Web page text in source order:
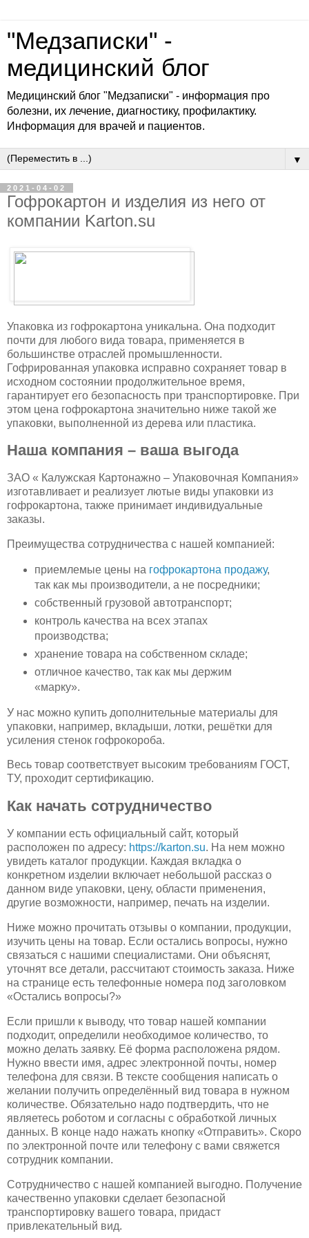
"Медзаписки" -
медицинский блог
Медицинский блог "Медзаписки" - информация про
болезни, их лечение, диагностику, профилактику.
Информация для врачей и пациентов.
▼
2021-04-02
Гофрокартон и изделия из него от
компании Karton.su
Упаковка из гофрокартона уникальна. Она подходит
почти для любого вида товара, применяется в
большинстве отраслей промышленности.
Гофрированная упаковка исправно сохраняет товар в
исходном состоянии продолжительное время,
гарантирует его безопасность при транспортировке. При
этом цена гофрокартона значительно ниже такой же
упаковки, выполненной из дерева или пластика.
Наша компания – ваша выгода
ЗАО « Калужская Картонажно – Упаковочная Компания»
изготавливает и реализует лютые виды упаковки из
гофрокартона, также принимает индивидуальные
заказы.
Преимущества сотрудничества с нашей компанией:
приемлемые цены на гофрокартона продажу,
так как мы производители, а не посредники;
собственный грузовой автотранспорт;
контроль качества на всех этапах
производства;
хранение товара на собственном складе;
отличное качество, так как мы держим
«марку».
У нас можно купить дополнительные материалы для
упаковки, например, вкладыши, лотки, решётки для
усиления стенок гофрокороба.
Весь товар соответствует высоким требованиям ГОСТ,
ТУ, проходит сертификацию.
Как начать сотрудничество
У компании есть официальный сайт, который
расположен по адресу: https://karton.su. На нем можно
увидеть каталог продукции. Каждая вкладка о
конкретном изделии включает небольшой рассказ о
данном виде упаковки, цену, области применения,
другие возможности, например, печать на изделии.
Ниже можно прочитать отзывы о компании, продукции,
изучить цены на товар. Если остались вопросы, нужно
связаться с нашими специалистами. Они объяснят,
уточнят все детали, рассчитают стоимость заказа. Ниже
на странице есть телефонные номера под заголовком
«Остались вопросы?»
Если пришли к выводу, что товар нашей компании
подходит, определили необходимое количество, то
можно делать заявку. Её форма расположена рядом.
Нужно ввести имя, адрес электронной почты, номер
телефона для связи. В тексте сообщения написать о
желании получить определённый вид товара в нужном
количестве. Обязательно надо подтвердить, что не
являетесь роботом и согласны с обработкой личных
данных. В конце надо нажать кнопку «Отправить». Скоро
по электронной почте или телефону с вами свяжется
сотрудник компании.
Сотрудничество с нашей компанией выгодно. Получение
качественно упаковки сделает безопасной
транспортировку вашего товара, придаст
привлекательный вид.